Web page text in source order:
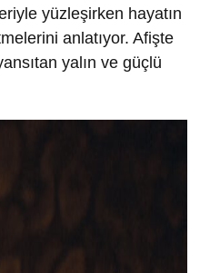
yüzleşirken hayatın
anlatıyor. Afişte
yalın ve güçlü